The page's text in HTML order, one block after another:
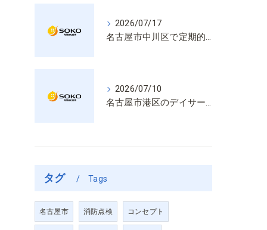
2026/07/17
名古屋市中川区で定期的な消防設備点検や整備はいざという時の命を守る安心管理
2026/07/10
名古屋市港区のデイサービス消防設備点検は消火器具や誘導灯も丁寧に作業を進めます
タグ Tags
名古屋市 消防点検 コンセプト